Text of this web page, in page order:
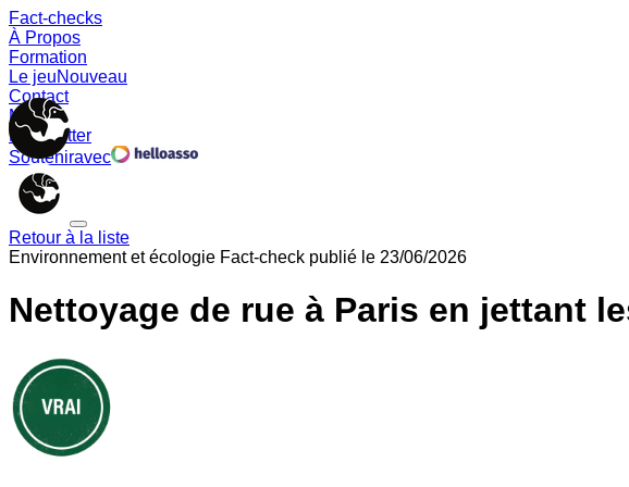
Fact-checks
À Propos
Formation
Le jeuNouveau
Contact
Memes
Newsletter
Souteniravec
Retour à la liste
Environnement et écologie Fact-check publié le 23/06/2026
Nettoyage de rue à Paris en jettant